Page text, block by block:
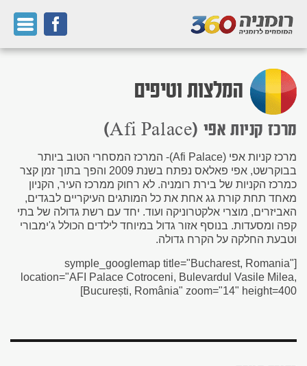
המלצות וטיפים
מרכז קניות אפי (Afi Palace)
מרכז קניות אפי (Afi Palace)- המרכז המסחרי הטוב ביותר
בבוקרשט, אפי פאלאס נפתח בשנת 2009 והפך בתוך זמן קצר
כמרכז הקניות של בירת רומניה. לא רחוק ממרכז העיר, הקניון
מאחד תחת קורת גג אחת את כל המותגים העיקריים לבגדים,
האביזרים, מוצרי אלקטרוניקה ועוד. יחד עם רשת גדולה של בתי
קפה ומסעדות. בנוסף אזור גדול במיוחד לילדים הכולל ג'ימבורי
וטבעת החלקה על הקרח גדולה.
[symple_googlemap title="Bucharest, Romania"
location="AFI Palace Cotroceni, Bulevardul Vasile Milea,
București, România" zoom="14" height=400]